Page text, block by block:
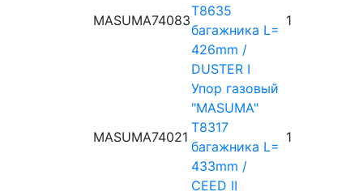
MASUMA74083
T8635
багажника L=
426mm /
DUSTER I
1
MASUMA74021
Упор газовый
"MASUMA"
T8317
багажника L=
433mm /
CEED II
1